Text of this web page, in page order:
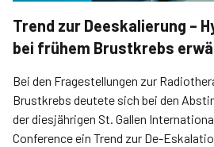
Trend zur Deeskalierung –
bei frühem Brustkrebs
Bei den Fragestellungen zur
Brustkrebs deutete sich bei den
der diesjährigen St. Gallen
Conference ein Trend zur De-